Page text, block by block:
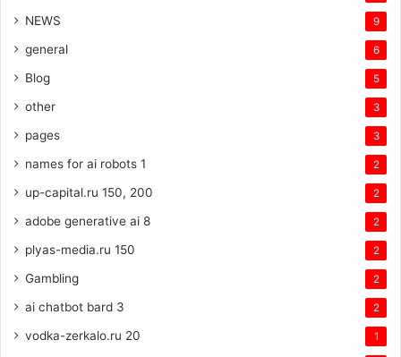
NEWS 9
general 6
Blog 5
other 3
pages 3
names for ai robots 1 2
up-capital.ru 150, 200 2
adobe generative ai 8 2
plyas-media.ru 150 2
Gambling 2
ai chatbot bard 3 2
vodka-zerkalo.ru 20 1